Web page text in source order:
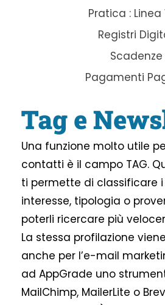
Pratica : Linea
Registri
Scadenze
Pagamenti
Tag e
Una funzione molto utile
contatti è il campo TAG.
ti permette di classificare
interesse, tipologia o
poterli ricercare più
La stessa profilazione
anche per l’e-mail
ad AppGrade uno
MailChimp, MailerLite o